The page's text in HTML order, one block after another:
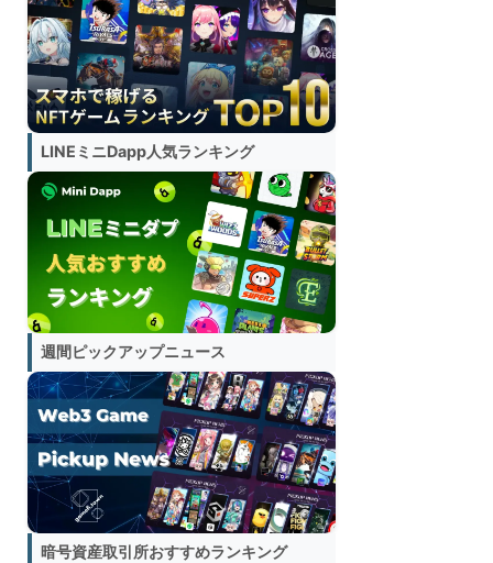
LINEミニDapp人気ランキング
週間ピックアップニュース
暗号資産取引所おすすめランキング